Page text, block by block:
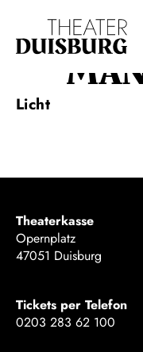
Zur Hauptnavigation
Zum Footer springen
Licht
Theaterkasse
Opernplatz
47051 Duisburg
Tickets per Telefon
0203 283 62 100